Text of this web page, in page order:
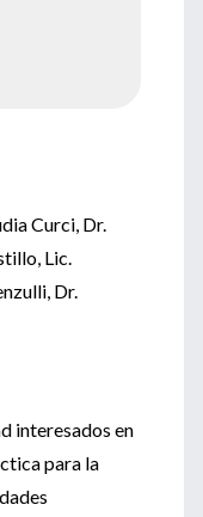
Curci, Dr.
Lic.
Dr.
interesados en
para la